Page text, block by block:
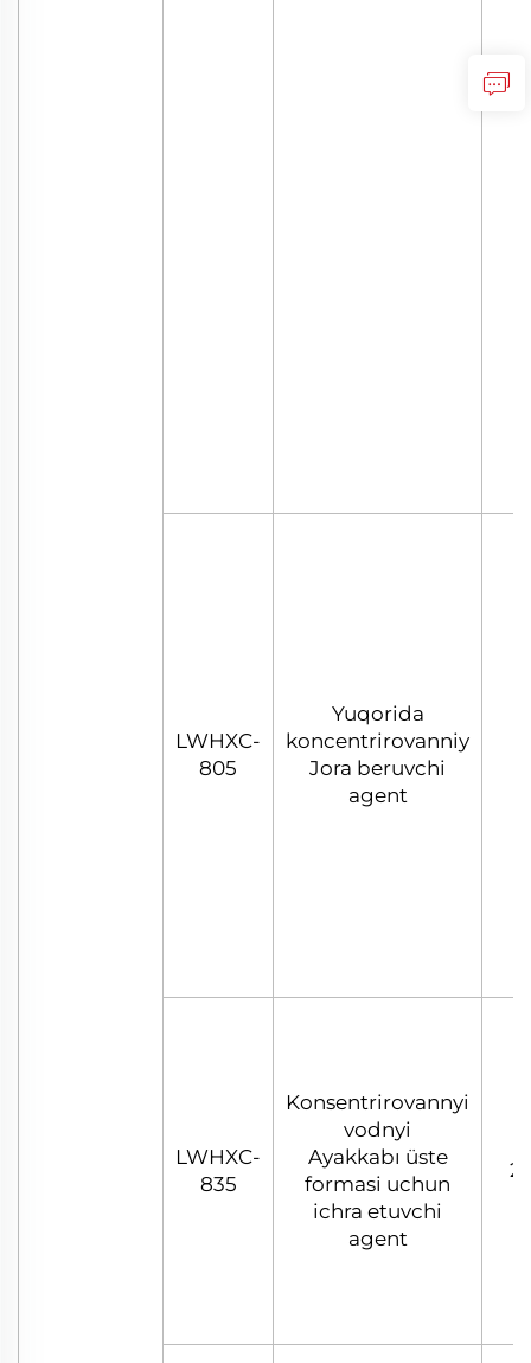
LWHXC-
805
Yuqorida
koncentrirovanniy
Jora beruvchi
agent
LWHXC-
835
Konsentrirovannyi
vodnyi
Ayakkabı üste
formasi uchun
ichra etuvchi
agent